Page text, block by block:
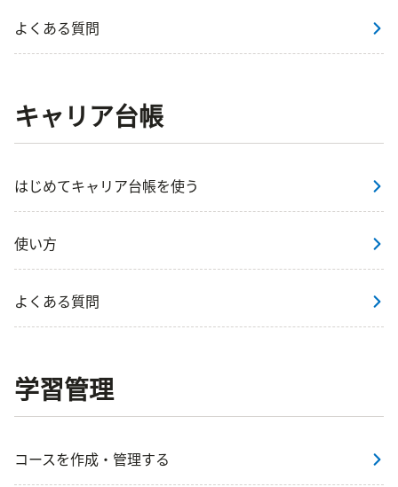
よくある質問
キャリア台帳
はじめてキャリア台帳を使う
使い方
よくある質問
学習管理
コースを作成・管理する